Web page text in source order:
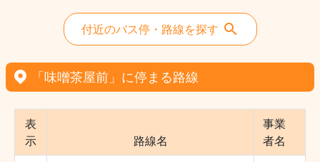
付近のバス停・路線を探す
「味噌茶屋前」に停まる路線
表
示
路線名
事業
者名